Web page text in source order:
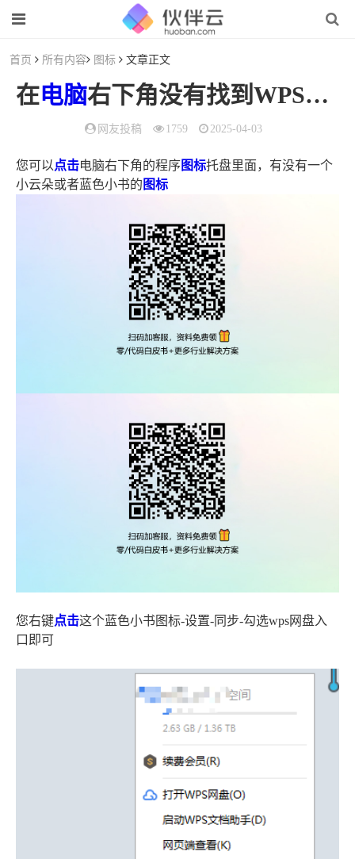
首页 所有内容 图标 文章正文
在电脑右下角没有找到WPS网盘怎么办（wps怎么找不到旁边的）
网友投稿 1759 2025-04-03
您可以 点击电脑右下角的程序图标托盘里面，有没有一个
小云朵或者蓝色小书的 图标
您右键点击这个蓝色小书图标-设置-同步-勾选wps网盘入
口即可